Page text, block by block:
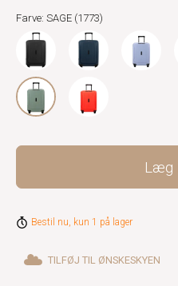
Farve: SAGE (1773)
Læg
Bestil nu, kun 1 på lager
TILFØJ TIL ØNSKESKYEN